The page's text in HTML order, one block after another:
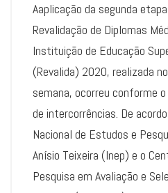
Aaplicação da segunda
Revalidação de Diplomas
Instituição de Educação
(Revalida) 2020, realizada
semana, ocorreu conforme
de intercorrências. De
Nacional de Estudos e
Anísio Teixeira (Inep) e o
Pesquisa em Avaliação e